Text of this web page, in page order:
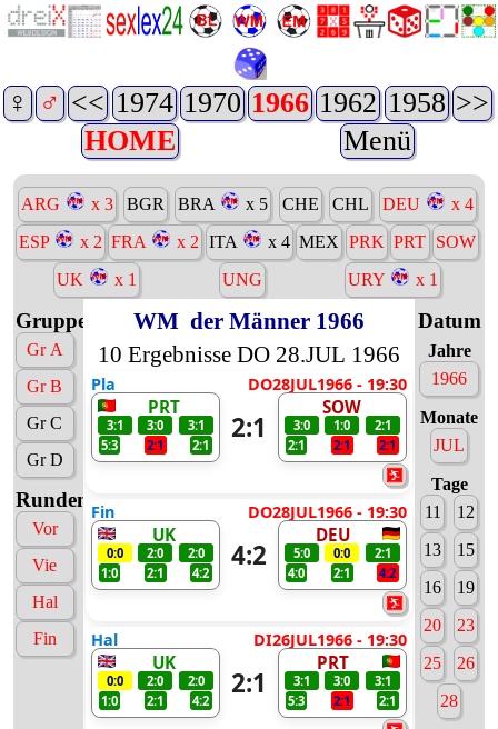
♀ ♂ << 1974 1970 1966 1962 1958 >>
HOME
Menü
ARG x 3 BGR BRA x 5 CHE CHL DEU
x 4
ESP
x 2 FRA x 2 ITA x 4 MEX PRK PRT SOW
UK
x 1 UNG URY x 1
Gruppen
Gr A
Gr B
Gr C
Gr D
Runden
Vor
Vie
Hal
Fin
WMder Männer 1966
10 Ergebnisse DO 28.JUL 1966
Pla DO28JUL1966 - 19:30
PRT
3:1 3:0
3:1
5:3
2:1 2:1
2:1
SOW
3:0 1:0
2:1
2:1
2:1 2:1
Fin DO28JUL1966 - 19:30
UK
0:0 2:0
2:0
1:0
2:1 4:2
4:2
DEU
5:0 0:0
2:1
4:0
2:1 4:2
Hal DI26JUL1966 - 19:30
UK
0:0 2:0
2:0
1:0
2:1 4:2
2:1
PRT
3:1 3:0
3:1
5:3
2:1 2:1
Datum
Jahre
1966
Monate
JUL
Tage
11
12
13
15
16
19
20
23
25
26
28